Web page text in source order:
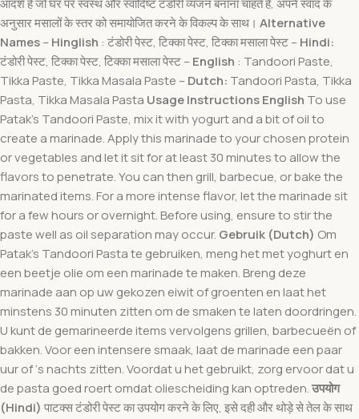
आदर्श है जो घर पर स्वस्थ और स्वादिष्ट टंडोरी व्यंजन बनाना चाहते हैं, अपने स्वाद के
अनुसार मसालों के स्तर को समायोजित करने के विकल्प के साथ। Alternative
Names–Hinglish : टंडोरी पेस्ट, टिक्का पेस्ट, टिक्का मसाला पेस्ट –Hindi:
टंडोरी पेस्ट, टिक्का पेस्ट, टिक्का मसाला पेस्ट –English : Tandoori Paste,
Tikka Paste, Tikka Masala Paste –Dutch: Tandoori Pasta, Tikka
Pasta, Tikka Masala Pasta Usage InstructionsEnglish To use
Patak’s Tandoori Paste, mix it with yogurt and a bit of oil to
create a marinade. Apply this marinade to your chosen protein
or vegetables and let it sit for at least 30 minutes to allow the
flavors to penetrate. You can then grill, barbecue, or bake the
marinated items. For a more intense flavor, let the marinade sit
for a few hours or overnight. Before using, ensure to stir the
paste well as oil separation may occur. Gebruik (Dutch) Om
Patak’s Tandoori Pasta te gebruiken, meng het met yoghurt en
een beetje olie om een marinade te maken. Breng deze
marinade aan op uw gekozen eiwit of groenten en laat het
minstens 30 minuten zitten om de smaken te laten doordringen.
U kunt de gemarineerde items vervolgens grillen, barbecueën of
bakken. Voor een intensere smaak, laat de marinade een paar
uur of ‘s nachts zitten. Voordat u het gebruikt, zorg ervoor dat u
de pasta goed roert omdat oliescheiding kan optreden.उपयोग
(Hindi) पाटक्स टंडोरी पेस्ट का उपयोग करने के लिए, इसे दही और थोड़े से तेल के साथ